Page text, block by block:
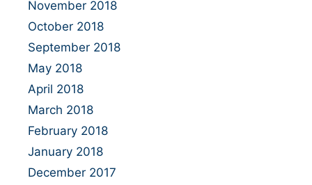
November 2018
October 2018
September 2018
May 2018
April 2018
March 2018
February 2018
January 2018
December 2017